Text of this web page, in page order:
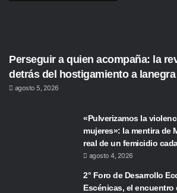
Perseguir a quien acompaña: la
detrás del hostigamiento a
agosto 5, 2026
«Pulverizamos la
mujeres»: la mentira de
real de un femicidio
agosto 4, 2026
2° Foro de Desarrollo
Escénicas, el